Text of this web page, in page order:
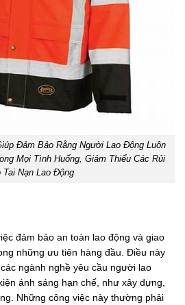
Đảm Bảo Rằng Người Lao Động Luôn
Mọi Tình Huống, Giảm Thiểu Các Rủi
Tai Nạn Lao Động
đảm bảo an toàn lao động và giao
những ưu tiên hàng đầu. Điều này
ngành nghề yêu cầu người lao
ánh sáng hạn chế, như xây dựng,
Những công việc này thường phải